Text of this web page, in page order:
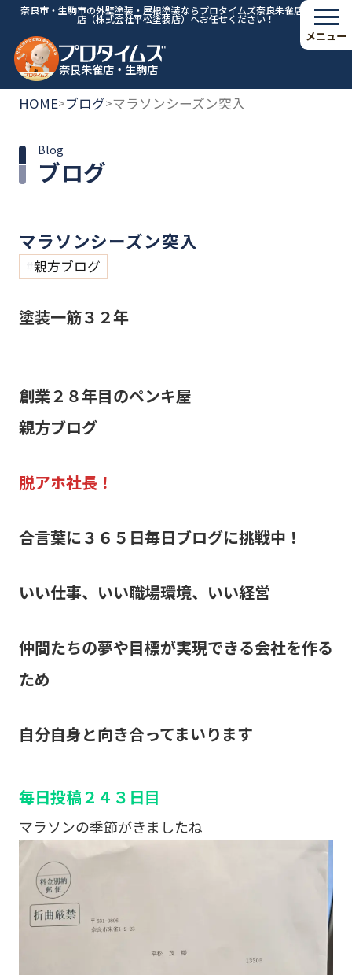
奈良市・生駒市の外壁塗装・屋根塗装ならプロタイムズ奈良朱雀店・生駒
店（株式会社平松塗装店）へお任せください！
奈良朱雀店・生駒店
メニュー
HOME>ブログ>マラソンシーズン突入
ブログ
Blog
マラソンシーズン突入
親方ブログ
塗装一筋３２年
創業２８年目のペンキ屋
親方ブログ
脱アホ社長！
合言葉に３６５日毎日ブログに挑戦中！
いい仕事、いい職場環境、いい経営
仲間たちの夢や目標が実現できる会社を作る
ため
自分自身と向き合ってまいります
毎日投稿２４３日目
マラソンの季節がきましたね